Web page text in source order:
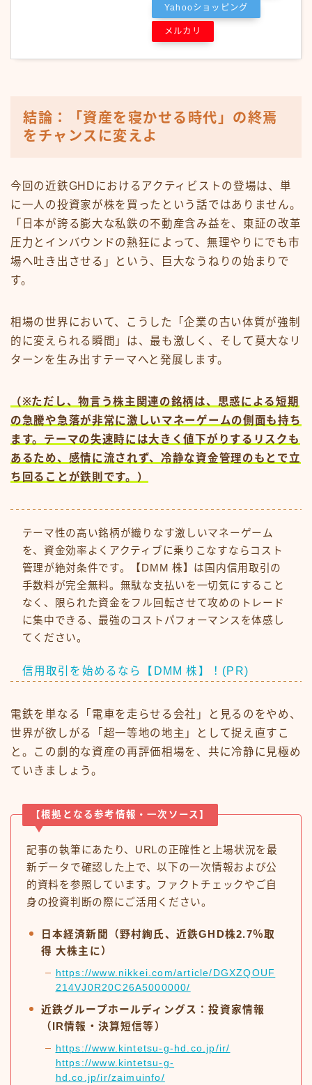
Yahooショッピング
メルカリ
結論：「資産を寝かせる時代」の終焉
をチャンスに変えよ
今回の近鉄GHDにおけるアクティビストの登場は、単
に一人の投資家が株を買ったという話ではありません。
「日本が誇る膨大な私鉄の不動産含み益を、東証の改革
圧力とインバウンドの熱狂によって、無理やりにでも市
場へ吐き出させる」という、巨大なうねりの始まりで
す。
相場の世界において、こうした「企業の古い体質が強制
的に変えられる瞬間」は、最も激しく、そして莫大なリ
ターンを生み出すテーマへと発展します。
（※ただし、物言う株主関連の銘柄は、思惑による短期
の急騰や急落が非常に激しいマネーゲームの側面も持ち
ます。テーマの失速時には大きく値下がりするリスクも
あるため、感情に流されず、冷静な資金管理のもとで立
ち回ることが鉄則です。）
テーマ性の高い銘柄が織りなす激しいマネーゲーム
を、資金効率よくアクティブに乗りこなすならコスト
管理が絶対条件です。【DMM 株】は国内信用取引の
手数料が完全無料。無駄な支払いを一切気にすること
なく、限られた資金をフル回転させて攻めのトレード
に集中できる、最強のコストパフォーマンスを体感し
てください。
信用取引を始めるなら【DMM 株】！(PR)
電鉄を単なる「電車を走らせる会社」と見るのをやめ、
世界が欲しがる「超一等地の地主」として捉え直すこ
と。この劇的な資産の再評価相場を、共に冷静に見極め
ていきましょう。
【根拠となる参考情報・一次ソース】
記事の執筆にあたり、URLの正確性と上場状況を最
新データで確認した上で、以下の一次情報および公
的資料を参照しています。ファクトチェックやご自
身の投資判断の際にご活用ください。
日本経済新聞（野村絢氏、近鉄GHD株2.7％取
得 大株主に）
https://www.nikkei.com/article/DGXZQOUF
214VJ0R20C26A5000000/
近鉄グループホールディングス：投資家情報
（IR情報・決算短信等）
https://www.kintetsu-g-hd.co.jp/ir/
https://www.kintetsu-g-
hd.co.jp/ir/zaimuinfo/